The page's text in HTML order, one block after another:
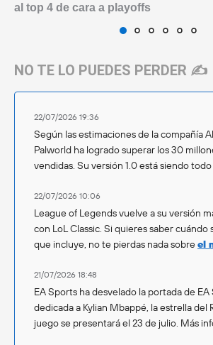
al top 4 de cara a playoffs
NO TE LO PUEDES PERDER ✍️
22/07/2026 19:36
Según las estimaciones de la compañía
Palworld ha logrado superar los 30
vendidas. Su versión 1.0 está siendo todo
22/07/2026 10:06
League of Legends vuelve a su versión
con LoL Classic. Si quieres saber cuándo
que incluye, no te pierdas nada sobreel
21/07/2026 18:48
EA Sports ha desvelado la portada de EA
dedicada a Kylian Mbappé, la estrella del
juego se presentará el 23 de julio. Más